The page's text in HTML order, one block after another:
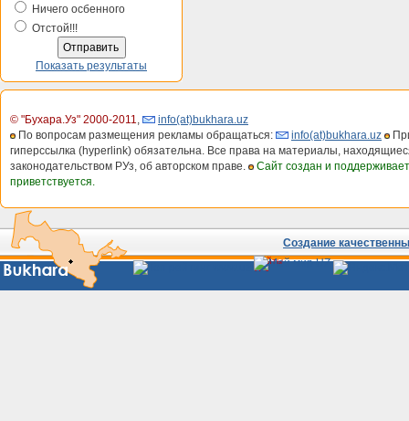
Ничего осбенного
Отстой!!!
Показать результаты
© "Бухара.Уз" 2000-2011,
info(at)bukhara.uz
По вопросам размещения рекламы обращаться:
info(at)bukhara.uz
гиперссылка (hyperlink) обязательна. Все права на материалы,
законодательством РУз, об авторском праве.
Сайт создан и
приветствуется.
Создание
Сайты
Узбекистана